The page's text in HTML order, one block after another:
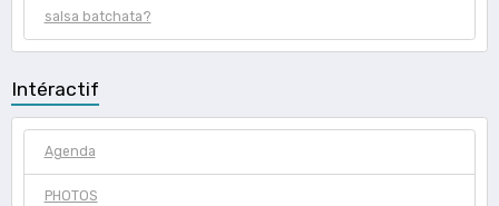
salsa batchata?
Intéractif
Agenda
PHOTOS